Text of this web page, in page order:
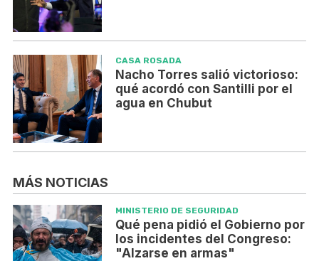
CASA ROSADA
Nacho Torres salió victorioso:
qué acordó con Santilli por el
agua en Chubut
MÁS NOTICIAS
MINISTERIO DE SEGURIDAD
Qué pena pidió el Gobierno por
los incidentes del Congreso:
"Alzarse en armas"